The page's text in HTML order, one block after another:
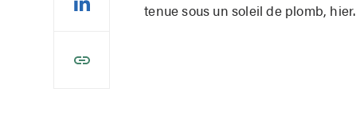
tenue sous un soleil de plomb, hier.